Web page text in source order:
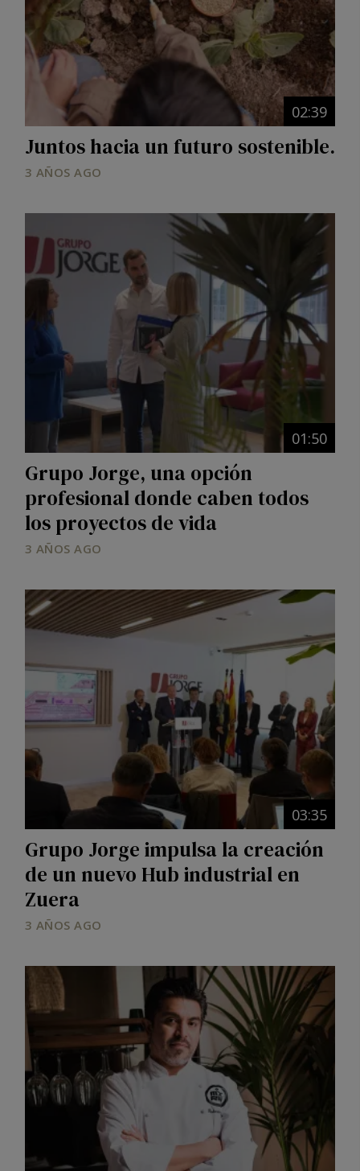
02:39
Juntos hacia un futuro sostenible.
3 AÑOS AGO
01:50
Grupo Jorge, una opción
profesional donde caben todos
los proyectos de vida
3 AÑOS AGO
Image
03:35
Grupo Jorge impulsa la creación
de un nuevo Hub industrial en
Zuera
3 AÑOS AGO
Image